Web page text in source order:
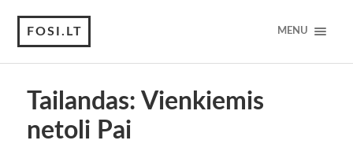
FOSI.LT MENU
Tailandas: Vienkiemis
netoli Pai